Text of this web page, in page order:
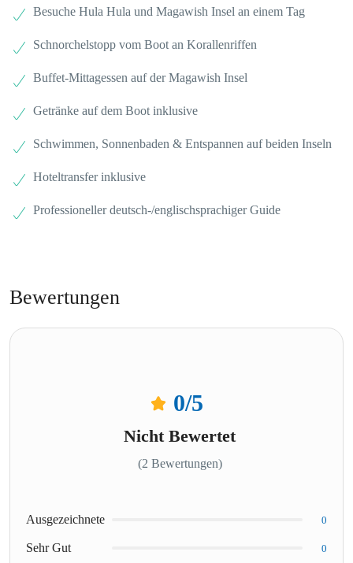
Besuche Hula Hula und Magawish Insel an einem Tag
Schnorchelstopp vom Boot an Korallenriffen
Buffet-Mittagessen auf der Magawish Insel
Getränke auf dem Boot inklusive
Schwimmen, Sonnenbaden & Entspannen auf beiden Inseln
Hoteltransfer inklusive
Professioneller deutsch-/englischsprachiger Guide
Bewertungen
0/5
Nicht Bewertet
(2 Bewertungen)
Ausgezeichnete 0
Sehr Gut 0